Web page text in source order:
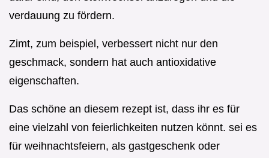
verdauung zu fördern.
Zimt, zum beispiel, verbessert nicht nur den
geschmack, sondern hat auch antioxidative
eigenschaften.
Das schöne an diesem rezept ist, dass ihr es für
eine vielzahl von feierlichkeiten nutzen könnt. sei es
für weihnachtsfeiern, als gastgeschenk oder